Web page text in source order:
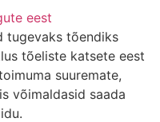
eest
tugevaks tõendiks
tõeliste katsete eest
suuremate,
võimaldasid saada